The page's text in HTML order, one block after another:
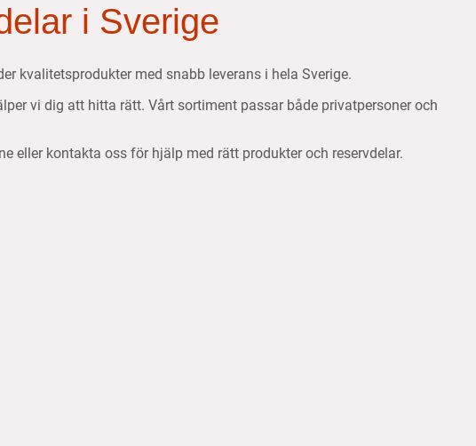
i Sverige
kvalitetsprodukter med snabb leverans i hela Sverige.
vi dig att hitta rätt. Vårt sortiment passar både privatpersoner och
eller kontakta oss för hjälp med rätt produkter och reservdelar.